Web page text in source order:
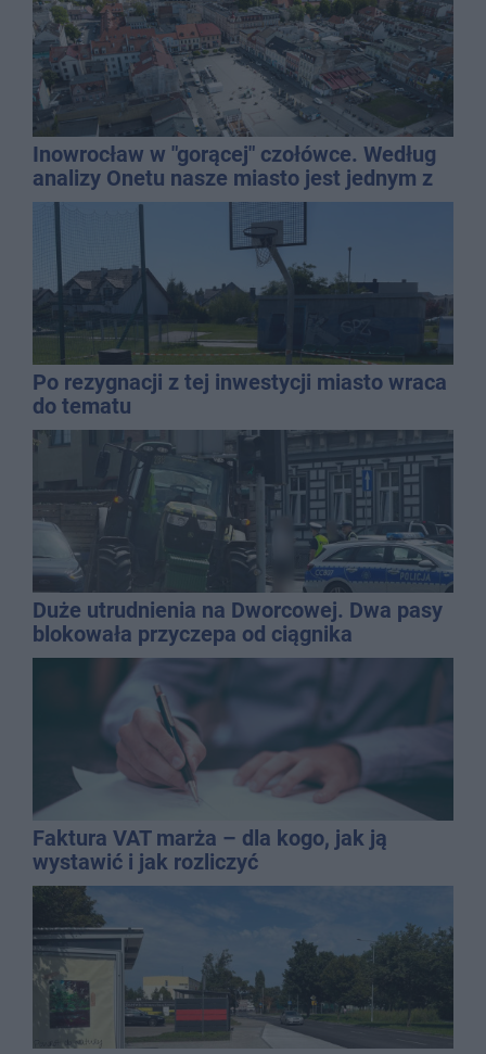
Inowrocław w "gorącej" czołówce. Według
analizy Onetu nasze miasto jest jednym z
najbardziej narażonych na upały
Po rezygnacji z tej inwestycji miasto wraca
do tematu
Duże utrudnienia na Dworcowej. Dwa pasy
blokowała przyczepa od ciągnika
Faktura VAT marża – dla kogo, jak ją
wystawić i jak rozliczyć